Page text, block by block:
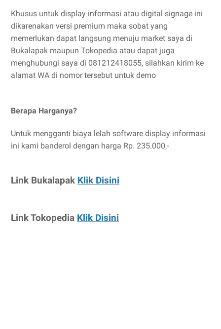
Khusus untuk display informasi atau digital signage ini
dikarenakan versi premium maka sobat yang
memerlukan dapat langsung menuju market saya di
Bukalapak maupun Tokopedia atau dapat juga
menghubungi saya di 081212418055, silahkan kirim ke
alamat WA di nomor tersebut untuk demo
Berapa Harganya?
Untuk mengganti biaya lelah software display informasi
ini kami banderol dengan harga Rp. 235.000,-
Link Bukalapak Klik Disini
Link Tokopedia Klik Disini